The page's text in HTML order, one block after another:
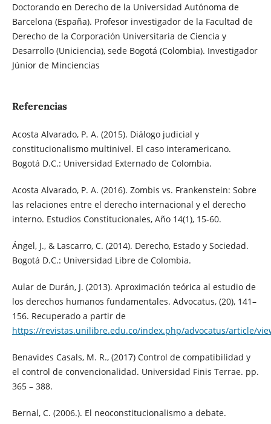
Doctorando en Derecho de la Universidad Autónoma de
Barcelona (España). Profesor investigador de la Facultad de
Derecho de la Corporación Universitaria de Ciencia y
Desarrollo (Uniciencia), sede Bogotá (Colombia). Investigador
Júnior de Minciencias
Referencias
Acosta Alvarado, P. A. (2015). Diálogo judicial y
constitucionalismo multinivel. El caso interamericano.
Bogotá D.C.: Universidad Externado de Colombia.
Acosta Alvarado, P. A. (2016). Zombis vs. Frankenstein: Sobre
las relaciones entre el derecho internacional y el derecho
interno. Estudios Constitucionales, Año 14(1), 15-60.
Ángel, J., & Lascarro, C. (2014). Derecho, Estado y Sociedad.
Bogotá D.C.: Universidad Libre de Colombia.
Aular de Durán, J. (2013). Aproximación teórica al estudio de
los derechos humanos fundamentales. Advocatus, (20), 141–
156. Recuperado a partir de
https://revistas.unilibre.edu.co/index.php/advocatus/article/
Benavides Casals, M. R., (2017) Control de compatibilidad y
el control de convencionalidad. Universidad Finis Terrae. pp.
365 – 388.
Bernal, C. (2006.). El neoconstitucionalismo a debate.